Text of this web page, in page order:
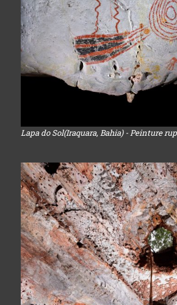
Lapa do Sol(Iraquara, Bahia) - Peinture